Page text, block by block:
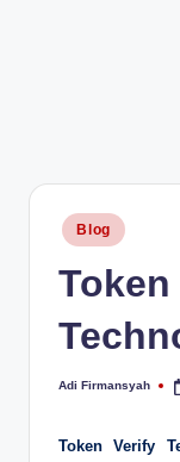
Posted
in
Blog
Posted
Adi Firmansyah
Token Verify